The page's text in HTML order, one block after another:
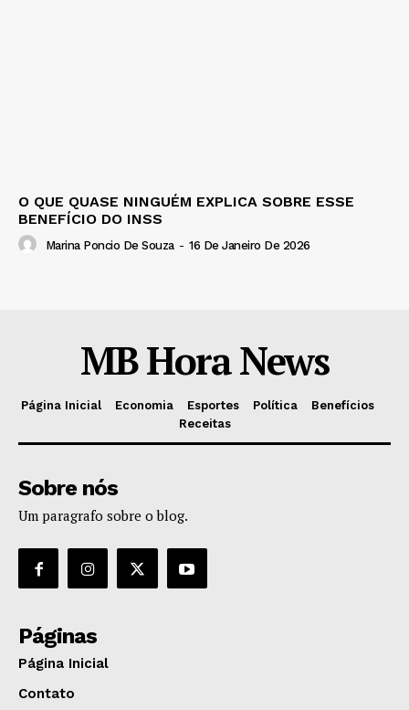
O QUE QUASE NINGUÉM EXPLICA SOBRE ESSE
BENEFÍCIO DO INSS
Marina Poncio De Souza - 16 De Janeiro De 2026
MB Hora News
Página Inicial Economia Esportes Política
Benefícios
Receitas
Sobre nós
Um paragrafo sobre o blog.
Páginas
Página Inicial
Contato